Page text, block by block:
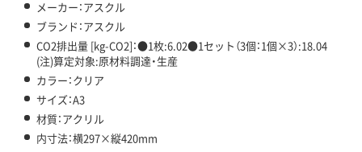
メーカー：アスクル
ブランド：アスクル
CO2排出量 [kg-CO2]：●1枚:6.02●1セット（3個：1個×3）:18.04
(注)算定対象:原材料調達・生産
カラー：クリア
サイズ：A3
材質：アクリル
内寸法：横297×縦420mm